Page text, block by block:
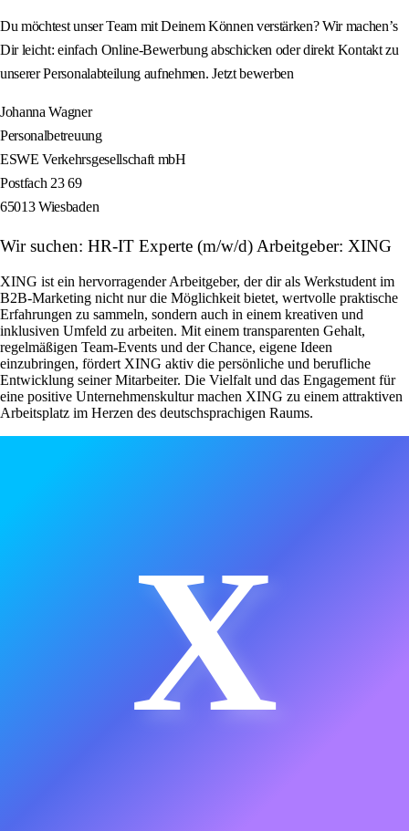
Du möchtest unser Team mit Deinem Können verstärken? Wir machen’s
Dir leicht: einfach Online-Bewerbung abschicken oder direkt Kontakt zu
unserer Personalabteilung aufnehmen. Jetzt bewerben
Johanna Wagner
Personalbetreuung
ESWE Verkehrsgesellschaft mbH
Postfach 23 69
65013 Wiesbaden
Wir suchen: HR-IT Experte (m/w/d) Arbeitgeber: XING
XING ist ein hervorragender Arbeitgeber, der dir als Werkstudent im
B2B-Marketing nicht nur die Möglichkeit bietet, wertvolle praktische
Erfahrungen zu sammeln, sondern auch in einem kreativen und
inklusiven Umfeld zu arbeiten. Mit einem transparenten Gehalt,
regelmäßigen Team-Events und der Chance, eigene Ideen
einzubringen, fördert XING aktiv die persönliche und berufliche
Entwicklung seiner Mitarbeiter. Die Vielfalt und das Engagement für
eine positive Unternehmenskultur machen XING zu einem attraktiven
Arbeitsplatz im Herzen des deutschsprachigen Raums.
X